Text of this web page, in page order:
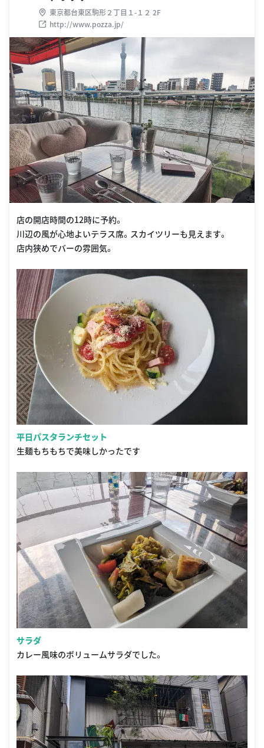
東京都台東区駒形２丁目１-１２ 2F
http://www.pozza.jp/
店の開店時間の12時に予約。
川辺の風が心地よいテラス席。スカイツリーも見えます。
店内狭めでバーの雰囲気。
平日パスタランチセット
生麺もちもちで美味しかったです
サラダ
カレー風味のボリュームサラダでした。